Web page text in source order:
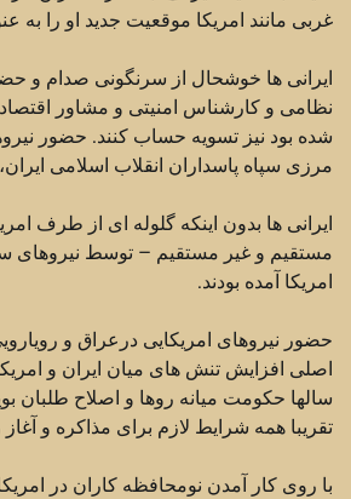
غربی مانند امریکا موقعیت جدید او را
ایرانی ها خوشحال از سرنگونی صدام و
نظامی و کارشناس امنیتی و مشاور
شده بود نیز تسویه حساب کنند. حضور
مرزی سپاه پاسداران انقلاب اسلامی
ایرانی ها بدون اینکه گلوله ای از طرف
مستقیم و غیر مستقیم – توسط نیروهای
امریکا آمده بودند.
حضور نیروهای امریکایی درعراق و
اصلی افزایش تنش های میان ایران و
سالها حکومت میانه روها و اصلاح طلبان
تقریبا همه شرایط لازم برای مذاکره و
با روی کار آمدن نومحافظه کاران در